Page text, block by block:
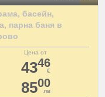
басейн,
парна баня в
Цена от
4346
€
8500
лв